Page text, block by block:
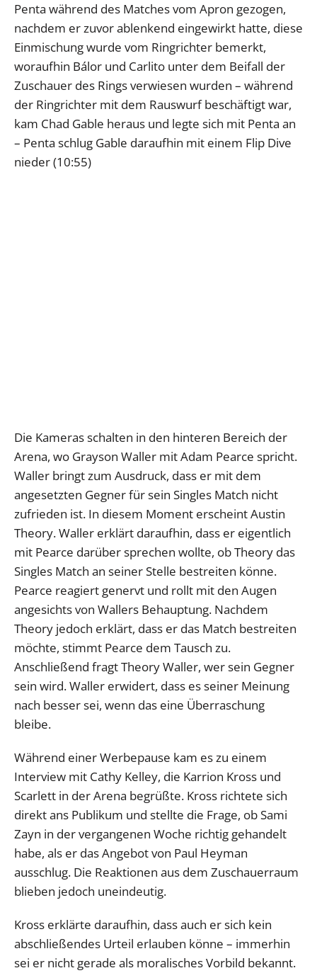
Penta während des Matches vom Apron gezogen,
nachdem er zuvor ablenkend eingewirkt hatte, diese
Einmischung wurde vom Ringrichter bemerkt,
woraufhin Bálor und Carlito unter dem Beifall der
Zuschauer des Rings verwiesen wurden – während
der Ringrichter mit dem Rauswurf beschäftigt war,
kam Chad Gable heraus und legte sich mit Penta an
– Penta schlug Gable daraufhin mit einem Flip Dive
nieder (10:55)
Die Kameras schalten in den hinteren Bereich der
Arena, wo Grayson Waller mit Adam Pearce spricht.
Waller bringt zum Ausdruck, dass er mit dem
angesetzten Gegner für sein Singles Match nicht
zufrieden ist. In diesem Moment erscheint Austin
Theory. Waller erklärt daraufhin, dass er eigentlich
mit Pearce darüber sprechen wollte, ob Theory das
Singles Match an seiner Stelle bestreiten könne.
Pearce reagiert genervt und rollt mit den Augen
angesichts von Wallers Behauptung. Nachdem
Theory jedoch erklärt, dass er das Match bestreiten
möchte, stimmt Pearce dem Tausch zu.
Anschließend fragt Theory Waller, wer sein Gegner
sein wird. Waller erwidert, dass es seiner Meinung
nach besser sei, wenn das eine Überraschung
bleibe.
Während einer Werbepause kam es zu einem
Interview mit Cathy Kelley, die Karrion Kross und
Scarlett in der Arena begrüßte. Kross richtete sich
direkt ans Publikum und stellte die Frage, ob Sami
Zayn in der vergangenen Woche richtig gehandelt
habe, als er das Angebot von Paul Heyman
ausschlug. Die Reaktionen aus dem Zuschauerraum
blieben jedoch uneindeutig.
Kross erklärte daraufhin, dass auch er sich kein
abschließendes Urteil erlauben könne – immerhin
sei er nicht gerade als moralisches Vorbild bekannt.